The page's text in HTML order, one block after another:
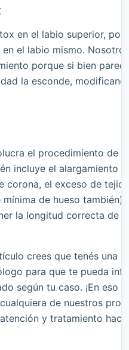
en el labio superior, por
el labio mismo.
porque si bien
la esconde,
el procedimiento de
incluye el alargamiento
corona, el exceso de
de hueso también)
la longitud correcta de
crees que tenés una
para que te pueda
según tu caso. ¡En eso
de nuestros
y tratamiento